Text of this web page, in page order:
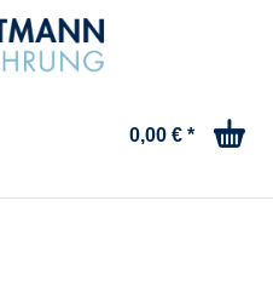
0,00 € *